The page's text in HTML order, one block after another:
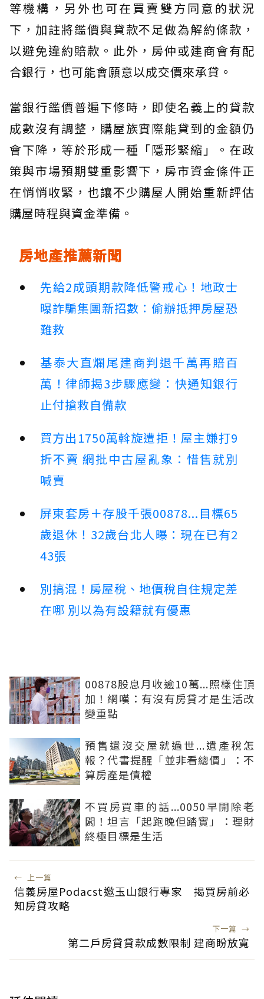
等機構，另外也可在買賣雙方同意的狀況
下，加註將鑑價與貸款不足做為解約條款，
以避免違約賠款。此外，房仲或建商會有配
合銀行，也可能會願意以成交價來承貸。
當銀行鑑價普遍下修時，即使名義上的貸款
成數沒有調整，購屋族實際能貸到的金額仍
會下降，等於形成一種「隱形緊縮」。在政
策與市場預期雙重影響下，房市資金條件正
在悄悄收緊，也讓不少購屋人開始重新評估
購屋時程與資金準備。
房地產推薦新聞
先給2成頭期款降低警戒心！地政士
曝詐騙集團新招數：偷辦抵押房屋恐
難救
基泰大直爛尾建商判退千萬再賠百
萬！律師揭3步驟應變：快通知銀行
止付搶救自備款
買方出1750萬斡旋遭拒！屋主嫌打9
折不賣 網批中古屋亂象：惜售就別
喊賣
屏東套房＋存股千張00878...目標65
歲退休！32歲台北人曝：現在已有2
43張
別搞混！房屋稅、地價稅自住規定差
在哪 別以為有設籍就有優惠
00878股息月收逾10萬...照樣住頂
加！網嘆：有沒有房貸才是生活改
變重點
預售還沒交屋就過世...遺產稅怎
報？代書提醒「並非看總價」：不
算房產是債權
不買房買車的話...0050早開除老
闆！坦言「起跑晚但踏實」：理財
終極目標是生活
← 上一篇
信義房屋Podacst邀玉山銀行專家 揭買房前必
知房貸攻略
下一篇 →
第二戶房貸貸款成數限制 建商盼放寬